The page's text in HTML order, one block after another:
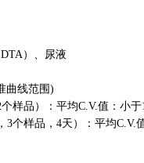
）、尿液
曲线范围)
样品）：平均C.V.值：小于
个样品，4天）：平均C.V.